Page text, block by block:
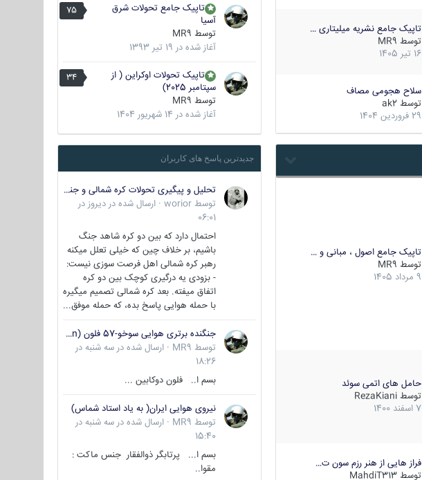
تاپیک جامع نشریه میلیتاری …
توسط MR9
16 تیر 1405
سلاح هجومی مصاف
توسط ak2
29 فروردین 1404
تاپیک جامع اصول ، مبانی و …
توسط MR9
9 مرداد 1405
حامل های اتمی سوئد
توسط RezaKiani
7 اسفند 1400
فراز هایی از هنر رزم سون ت…
توسط MahdiT313
75
تاپیک جامع تحولات شرق
آسیا
توسط MR9
آغاز شده در 19 تیر 1393
34
تاپیک تحولات اوکراین ( از
سپتامبر 2025)
توسط MR9
آغاز شده در 14 شهریور 1404
جدیدترین پاسخ های کاربران
تحلیل و پیگیری تحولات کره شمالی و جنوبی
توسط worior
· ارسال شده در دیروز در
06:01
احتمال دارد که بین دو کره شاهد جنگ
باشیم، بر خلاف چین که خیلی تعلل میکنه
رهبر کره شمالی اهل فرصت سوزی نیست:
- بزودی یه درگیری کوچک بین دو کره
اتفاق میفته. بعد کره شمالی تصمیم میگیره
با حمله هوایی پاسخ بده، که حمله موفق...
جنگنده برتری هوایی سوخو-57 فلون (Su-57/Felon)
توسط MR9
· ارسال شده در سه شنبه در
18:26
بسم ا.. فلون دوکابین ...
نیروی هوایی ایران( به یاد استاد شماس)
توسط MR9
· ارسال شده در سه شنبه در
15:40
بسم ا... پرتابگر ذوالفقار جنس ماکت :
مقوا..